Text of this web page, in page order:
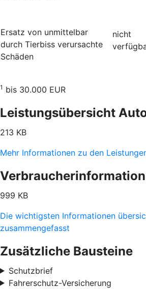
Ersatz von unmittelbar
durch Tierbiss verur­sachte
Schäden
nicht
1 bis 30.000 EUR
Leistungsübersicht
213 KB
Mehr Informationen zu den
Verbraucherinformation
999 KB
Die wichtigsten Informationen
zusammengefasst
Zusätzliche Bausteine
Schutzbrief
Fahrerschutz-Versicherung